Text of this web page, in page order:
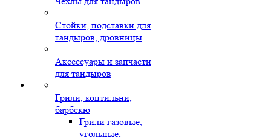
Стойки, подставки для
тандыров, дровницы
Аксессуары и запчасти
для тандыров
Грили, коптильни,
барбекю
Грили газовые,
угольные,